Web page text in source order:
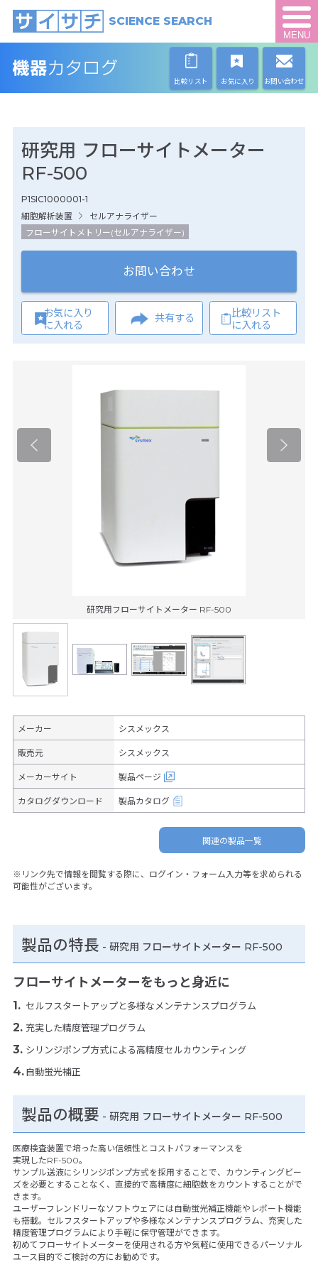
SCIENCE SEARCH
MENU
比較リスト お気に入り お問い合わせ
研究用 フローサイトメーター
RF-500
P1SIC1000001-1
細胞解析装置
セルアナライザー
フローサイトメトリー(セルアナライザー)
お問い合わせ
お気に入り
に入れる
共有する
比較リスト
に入れる
研究用フローサイトメーター RF-500
メーカー シスメックス
販売元 シスメックス
メーカーサイト 製品ページ
カタログダウンロード 製品カタログ
関連の製品一覧
※リンク先で情報を閲覧する際に、ログイン・フォーム入力等を求められる
可能性がございます。
製品の特長 - 研究用 フローサイトメーター RF-500
フローサイトメーターをもっと身近に
セルフスタートアップと多様なメンテナンスプログラム
充実した精度管理プログラム
シリンジポンプ方式による高精度セルカウンティング
自動蛍光補正
製品の概要 - 研究用 フローサイトメーター RF-500
医療検査装置で培った高い信頼性とコストパフォーマンスを
実現したRF-500。
サンプル送液にシリンジポンプ方式を採用することで、カウンティングビー
ズを必要とすることなく、直接的で高精度に細胞数をカウントすることがで
きます。
ユーザーフレンドリーなソフトウェアには自動蛍光補正機能やレポート機能
も搭載。セルフスタートアップや多様なメンテナンスプログラム、充実した
精度管理プログラムにより手軽に保守管理ができます。
初めてフローサイトメーターを使用される方や気軽に使用できるパーソナル
ユース目的でご検討の方にお勧めです。